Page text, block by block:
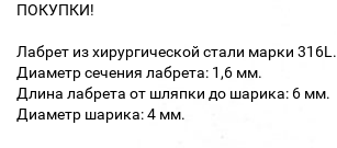
ПОКУПКИ!
Лабрет из хирургической стали марки 316L.
Диаметр сечения лабрета: 1,6 мм.
Длина лабрета от шляпки до шарика: 6 мм.
Диаметр шарика: 4 мм.